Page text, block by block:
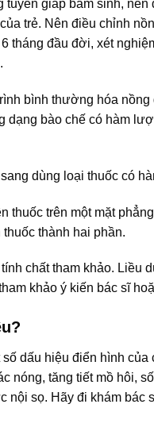
giáp bẩm sinh,
trẻ. Nên điều chỉnh
tháng đầu đời, xét
bình thường hóa
dạng bào chế có hàm
dùng loại thuốc có
thuốc trên một mặt
thành hai phần.
chất tham khảo. Liều
khảo ý kiến bác sĩ
dấu hiệu điển hình
nóng, tăng tiết mồ hôi,
nội sọ. Hãy đi khám bác